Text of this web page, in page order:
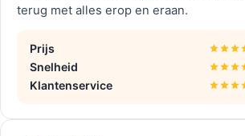
terug met alles erop en eraan.
Prijs
Snelheid
Klantenservice